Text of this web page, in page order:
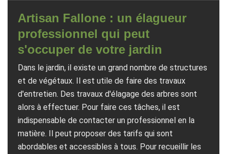
Artisan Fallone : un élagueur
professionnel qui peut
s'occuper de votre jardin
Dans le jardin, il existe un grand nombre de structures
et de végétaux. Il est utile de faire des travaux
d'entretien. Des travaux d'élagage des arbres sont
alors à effectuer. Pour faire ces tâches, il est
indispensable de contacter un professionnel en la
matière. Il peut proposer des tarifs qui sont
abordables et accessibles à tous. Pour recueillir les